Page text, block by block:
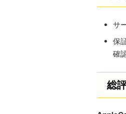
サ
保
確
総